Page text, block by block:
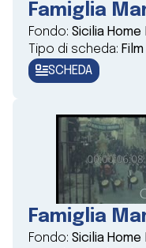
Famiglia
Fondo: Sicilia Home
Tipo di scheda: Film
SCHEDA
Famiglia
Fondo: Sicilia Home